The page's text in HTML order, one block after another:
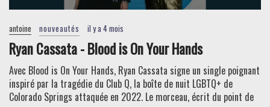
antoine nouveautés il y a 4 mois
Ryan Cassata - Blood is On Your Hands
Avec Blood is On Your Hands, Ryan Cassata signe un single poignant
inspiré par la tragédie du Club Q, la boîte de nuit LGBTQ+ de
Colorado Springs attaquée en 2022. Le morceau, écrit du point de